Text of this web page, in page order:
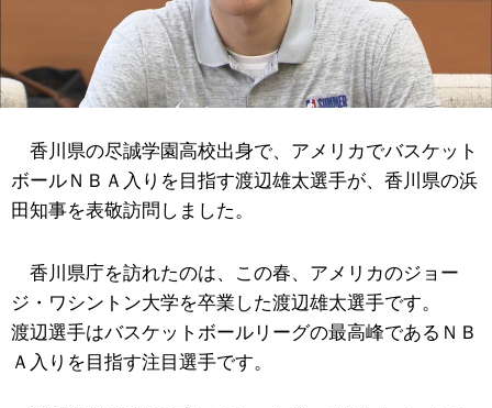
香川県の尽誠学園高校出身で、アメリカでバスケット
ボールＮＢＡ入りを目指す渡辺雄太選手が、香川県の浜
田知事を表敬訪問しました。
香川県庁を訪れたのは、この春、アメリカのジョー
ジ・ワシントン大学を卒業した渡辺雄太選手です。
渡辺選手はバスケットボールリーグの最高峰であるＮＢ
Ａ入りを目指す注目選手です。